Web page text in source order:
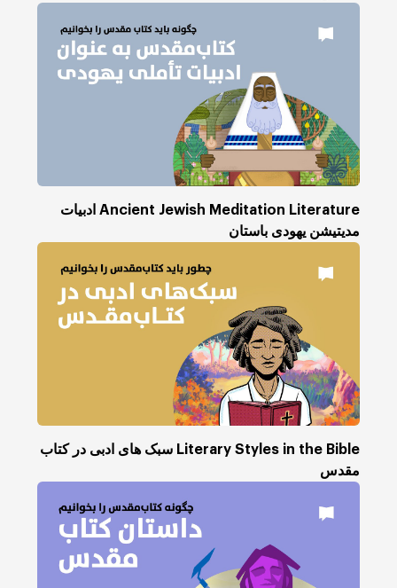
Ancient Jewish Meditation Literature ادبیات
مدیتیشن یهودی باستان
Literary Styles in the Bible سبک های ادبی در کتاب
مقدس